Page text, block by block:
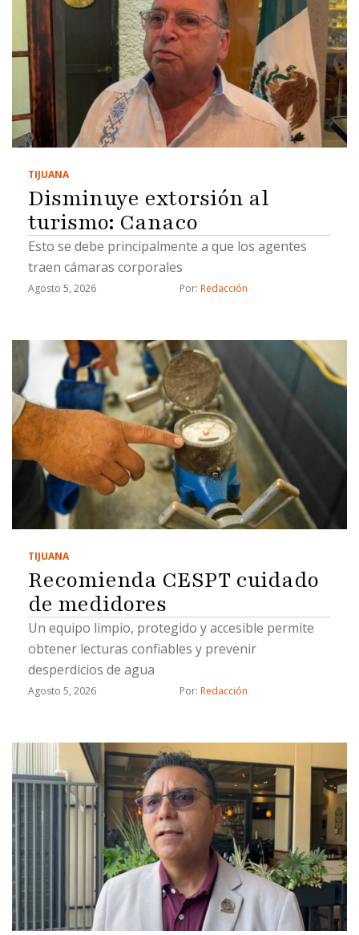
TIJUANA
Disminuye extorsión al
turismo: Canaco
Esto se debe principalmente a que los agentes
traen cámaras corporales
Agosto 5, 2026 Por: Redacción
TIJUANA
Recomienda CESPT cuidado
de medidores
Un equipo limpio, protegido y accesible permite
obtener lecturas confiables y prevenir
desperdicios de agua
Agosto 5, 2026 Por: Redacción